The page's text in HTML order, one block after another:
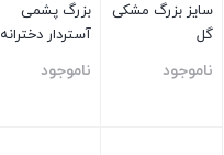
سایز بزرگ مشکی
گل
ناموجود
بزرگ پشمی
آستردار دخترانه
سبز
ناموجود